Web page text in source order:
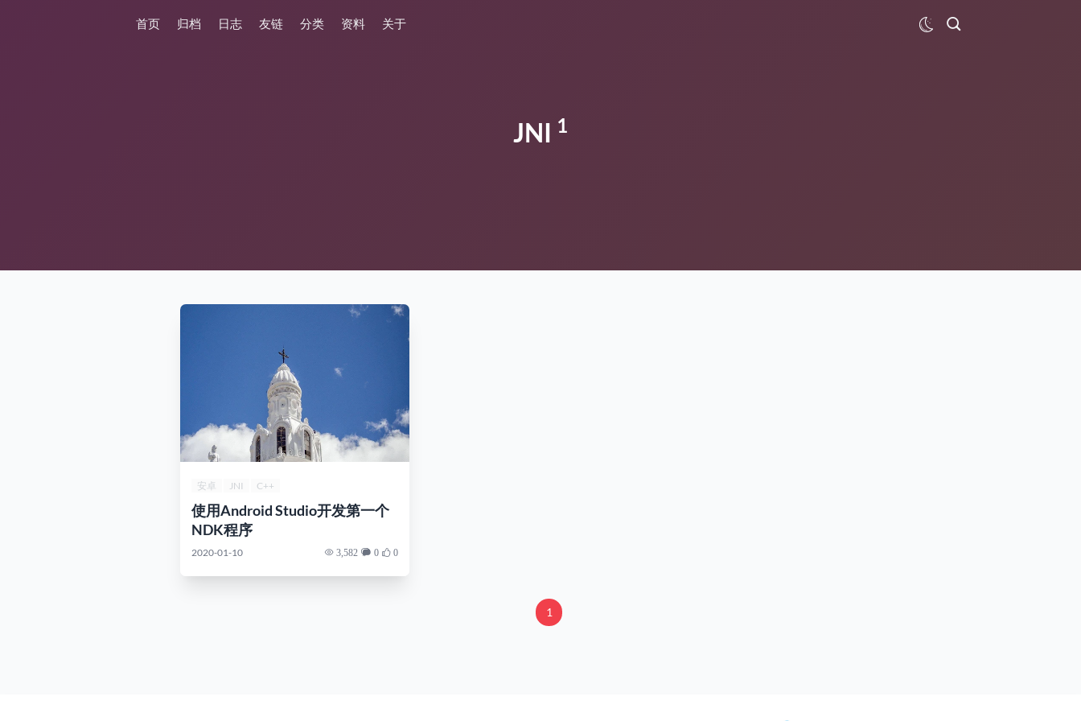
首页 归档 日志 友链 分类 资料 关于
JNI 1
安卓 JNI C++
使用Android Studio开发第一个
NDK程序
2020-01-10 3,582 0 0
1